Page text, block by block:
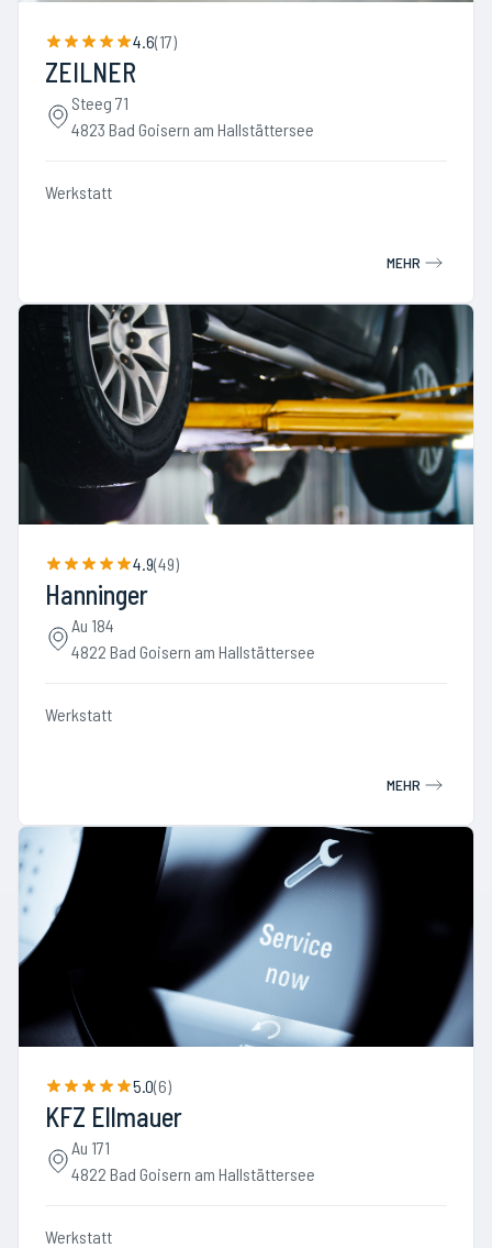
4.6(17)
ZEILNER
Steeg 71
4823 Bad Goisern am Hallstättersee
Werkstatt
MEHR
4.9(49)
Hanninger
Au 184
4822 Bad Goisern am Hallstättersee
Werkstatt
MEHR
5.0(6)
KFZ Ellmauer
Au 171
4822 Bad Goisern am Hallstättersee
Werkstatt